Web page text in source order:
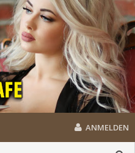
ANMELDEN